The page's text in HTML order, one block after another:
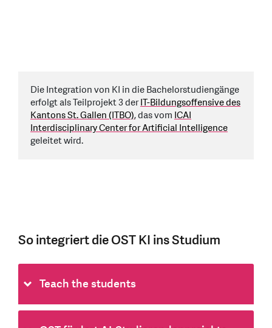
Die Integration von KI in die Bachelorstudiengänge
erfolgt als Teilprojekt 3 derIT-Bildungsoffensive des
Kantons St. Gallen (ITBO), das vom ICAI
Interdisciplinary Center for Artificial Intelligence
geleitet wird.
So integriert die OST KI ins Studium
Teach the students